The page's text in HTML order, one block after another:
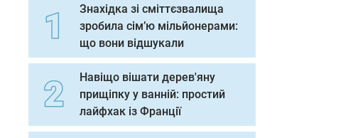
Знахідка зі сміттєзвалища
зробила сім’ю мільйонерами:
що вони відшукали
Навіщо вішати дерев'яну
прищіпку у ванній: простий
лайфхак із Франції